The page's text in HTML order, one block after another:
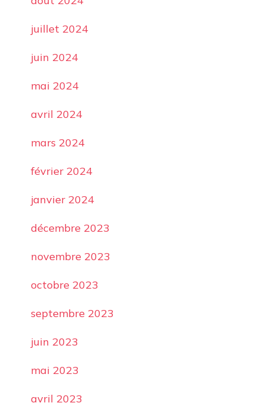
juillet 2024
juin 2024
mai 2024
avril 2024
mars 2024
février 2024
janvier 2024
décembre 2023
novembre 2023
octobre 2023
septembre 2023
juin 2023
mai 2023
avril 2023